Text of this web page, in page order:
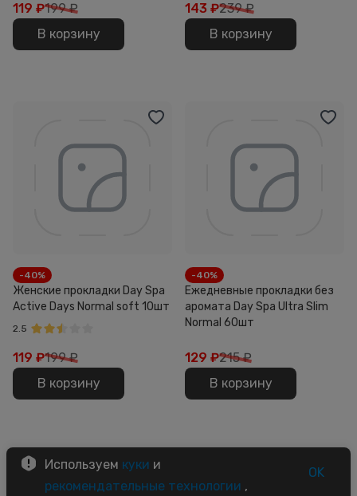
119 ₽199 ₽
В корзину
143 ₽239 ₽
В корзину
-40%
Женские прокладки Day Spa
Active Days Normal soft 10шт
2.5
119 ₽199 ₽
В корзину
-40%
Ежедневные прокладки без
аромата Day Spa Ultra Slim
Normal 60шт
129 ₽215 ₽
В корзину
Используем куки и
рекомендательные технологии ,
OK